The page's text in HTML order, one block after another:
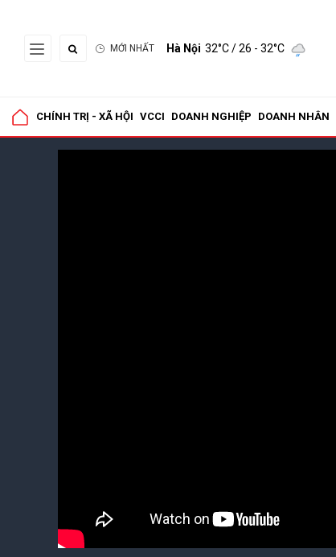
MỚI NHẤT Hà Nội 32°C/ 26 - 32°C
CHÍNH TRỊ - XÃ HỘI VCCI DOANH NGHIỆP DOANH NHÂN